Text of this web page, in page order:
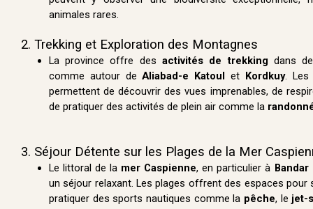
animales rares.
2. Trekking et Exploration des Montagnes
La province offre desactivités de trekking dans
comme autour deAliabad-e Katoul et Kordkuy. Les
permettent de découvrir des vues imprenables, de
de pratiquer des activités de plein air comme la
3. Séjour Détente sur les Plages de la Mer
Le littoral de la mer Caspienne, en particulier à
un séjour relaxant. Les plages offrent des espaces pour
pratiquer des sports nautiques comme la pêche, le jet-